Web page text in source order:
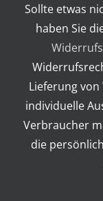
Sollte etwas
haben Sie
Lieferung
individuelle
Verbraucher
die